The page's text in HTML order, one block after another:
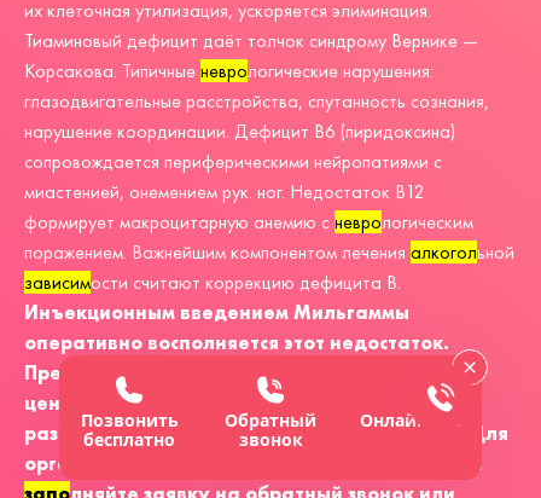
их клеточная утилизация, ускоряется элиминация.
Тиаминовый дефицит даёт толчок синдрому Вернике —
Корсакова. Типичные неврологические нарушения:
глазодвигательные расстройства, спутанность сознания,
нарушение координации. Дефицит В6 (пиридоксина)
сопровождается периферическими нейропатиями с
миастенией, онемением рук. ног. Недостаток В12
формирует макроцитарную анемию с неврологическим
поражением. Важнейшим компонентом лечения алкогольной
зависимости считают коррекцию дефицита В.
Инъекционным введением Мильгаммы
оперативно восполняется этот недостаток.
Препарат вводится только внутримышечно, а
ценой
капельниц
с Мильгаммой может быть
развитие тяжёлых нежелательных явлений. Для
организации
у курса витаминотерапии
Позвонить
бесплатно
Обратный
звонок
Онлайн-чат